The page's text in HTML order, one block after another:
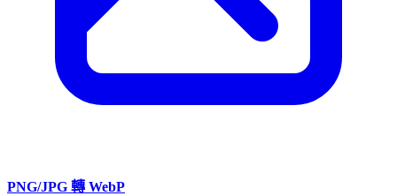
PNG/JPG 轉 WebP